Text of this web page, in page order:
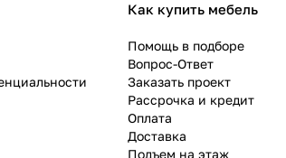
Как купить мебель
Помощь в подборе
Вопрос-Ответ
Заказать проект
Рассрочка и кредит
Оплата
Доставка
Подъем на этаж